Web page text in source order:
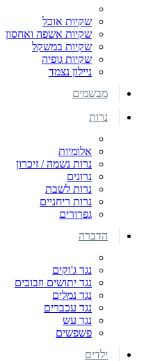
שקיות אוכל
שקיות אשפה ואחסון
שקיות במשקל
שקיות גופיה
ניילון נצמד
מבשמים
נרות
אלומיות
נרות נשמה / זיכרון
נרונים
נרות לשבת
נרות ריחניים
גפרורים
הדברה
נגד ג'וקים
נגד יתושים וזבובים
נגד נמלים
נגד עכברים
נגד עש
פשפשים
ילדים